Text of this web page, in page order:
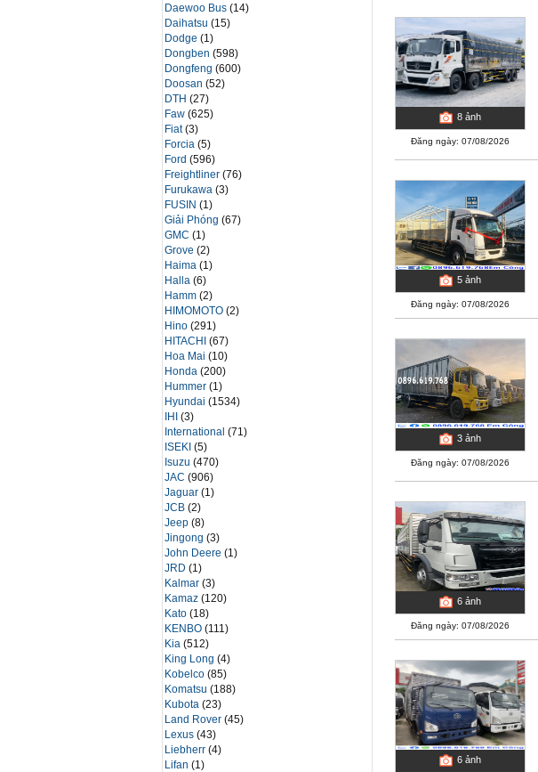
Daewoo Bus(14)
Daihatsu(15)
Dodge(1)
Dongben(598)
Dongfeng(600)
Doosan(52)
DTH(27)
Faw(625)
Fiat(3)
Forcia(5)
Ford(596)
Freightliner(76)
Furukawa(3)
FUSIN(1)
Giải Phóng(67)
GMC(1)
Grove(2)
Haima(1)
Halla(6)
Hamm(2)
HIMOMOTO(2)
Hino(291)
HITACHI(67)
Hoa Mai(10)
Honda(200)
Hummer(1)
Hyundai(1534)
IHI(3)
International(71)
ISEKI(5)
Isuzu(470)
JAC(906)
Jaguar(1)
JCB(2)
Jeep(8)
Jingong(3)
John Deere(1)
JRD(1)
Kalmar(3)
Kamaz(120)
Kato(18)
KENBO(111)
Kia(512)
King Long(4)
Kobelco(85)
Komatsu(188)
Kubota(23)
Land Rover(45)
Lexus(43)
Liebherr(4)
Lifan(1)
8 ảnh
Đăng ngày: 07/08/2026
5 ảnh
Đăng ngày: 07/08/2026
3 ảnh
Đăng ngày: 07/08/2026
6 ảnh
Đăng ngày: 07/08/2026
6 ảnh